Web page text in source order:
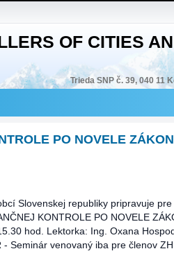
OF CITIES
Trieda SNP č. 39, 040 11
PO NOVELE
Slovenskej republiky pripravuje pre
KONTROLE PO NOVELE
hod. Lektorka: Ing. Oxana
Seminár venovaný iba pre členov